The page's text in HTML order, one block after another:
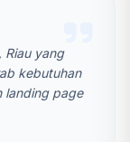
Riau yang
kebutuhan
landing page